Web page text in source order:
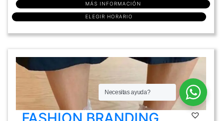
MÁS INFORMACIÓN
ELEGIR HORARIO
Necesitas ayuda?